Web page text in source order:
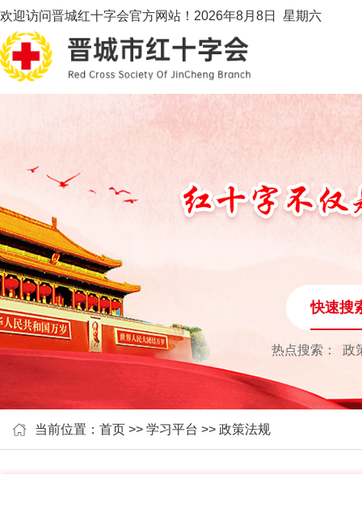
欢迎访问晋城红十字会官方网站！ 2026年8月8日 星期六
快速搜
热点搜索： 政
当前位置：首页 >> 学习平台 >> 政策法规